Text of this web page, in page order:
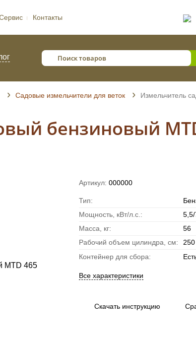
Контакты
Садовые измельчители для веток Измельчитель
бензиновый
Артикул: 000000
Тип:
Мощность, кВт/л.с.:
Масса, кг:
56
Рабочий объем цилиндра, см:
250
Контейнер для сбора:
Все характеристики
Скачать инструкцию